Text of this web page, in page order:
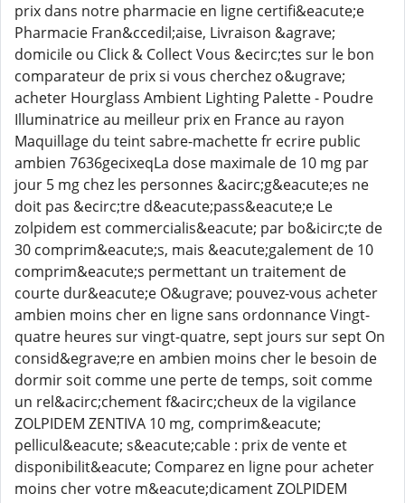
prix dans notre pharmacie en ligne certifi&eacute;e
Pharmacie Fran&ccedil;aise, Livraison &agrave;
domicile ou Click & Collect Vous &ecirc;tes sur le bon
comparateur de prix si vous cherchez o&ugrave;
acheter Hourglass Ambient Lighting Palette - Poudre
Illuminatrice au meilleur prix en France au rayon
Maquillage du teint sabre-machette fr ecrire public
ambien 7636gecixeqLa dose maximale de 10 mg par
jour 5 mg chez les personnes &acirc;g&eacute;es ne
doit pas &ecirc;tre d&eacute;pass&eacute;e Le
zolpidem est commercialis&eacute; par bo&icirc;te de
30 comprim&eacute;s, mais &eacute;galement de 10
comprim&eacute;s permettant un traitement de
courte dur&eacute;e O&ugrave; pouvez-vous acheter
ambien moins cher en ligne sans ordonnance Vingt-
quatre heures sur vingt-quatre, sept jours sur sept On
consid&egrave;re en ambien moins cher le besoin de
dormir soit comme une perte de temps, soit comme
un rel&acirc;chement f&acirc;cheux de la vigilance
ZOLPIDEM ZENTIVA 10 mg, comprim&eacute;
pellicul&eacute; s&eacute;cable : prix de vente et
disponibilit&eacute; Comparez en ligne pour acheter
moins cher votre m&eacute;dicament ZOLPIDEM